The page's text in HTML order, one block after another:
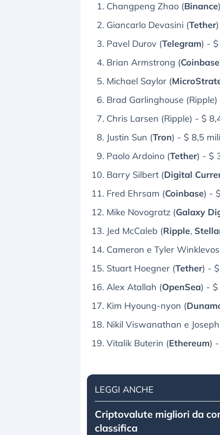
Changpeng Zhao (Binance
Giancarlo Devasini (Tether
Pavel Durov (Telegram) -
Brian Armstrong (Coinbase
Michael Saylor (
Brad Garlinghouse
Chris Larsen (Ripple) - $
Justin Sun (Tron) - $ 8,5
Paolo Ardoino (Tether) - $
Barry Silbert (Digital
Fred Ehrsam (Coinbase) -
Mike Novogratz (Galaxy
Jed McCaleb (Ripple,
Cameron e Tyler
Stuart Hoegner (Tether) -
Alex Atallah (OpenSea) - $
Kim Hyoung-nyon (
Nikil Viswanathan e
Vitalik Buterin (Ethereum)
LEGGI ANCHE
Criptovalute migliori da
classifica